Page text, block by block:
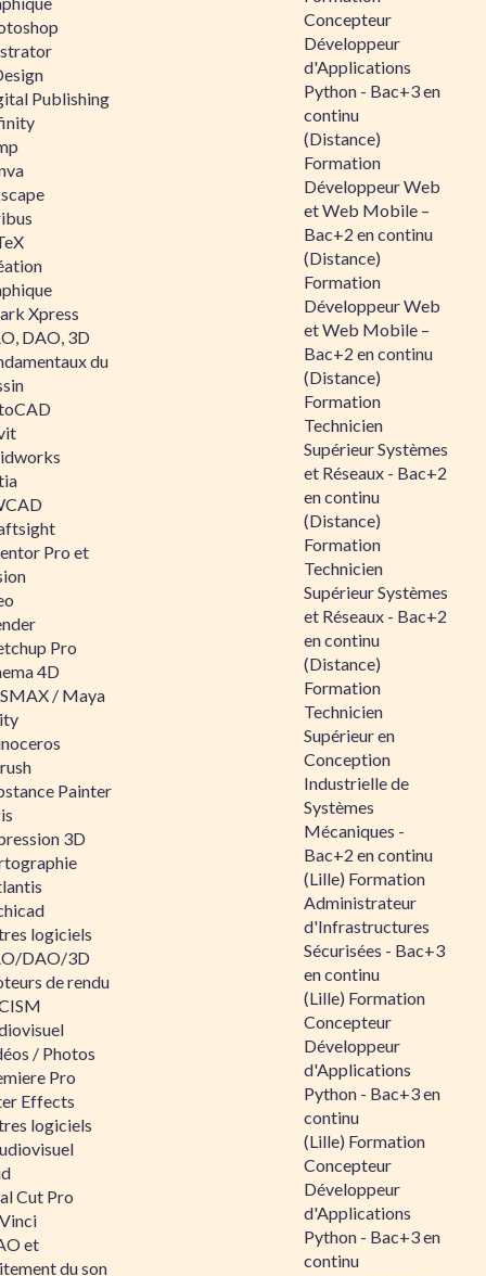
Publishing
Xpress
DAO, 3D
du
Pro et
Pro
4D
/ Maya
Painter
3D
logiciels
DAO/3D
de rendu
/ Photos
Pro
Effects
logiciels
Cut Pro
et
du son
Concepteur
Développeur
d'Applications
Python - Bac+3 en
continu
(Distance)
Formation
Développeur Web
et Web Mobile –
Bac+2 en continu
(Distance)
Formation
Développeur Web
et Web Mobile –
Bac+2 en continu
(Distance)
Formation
Technicien
Supérieur Systèmes
et Réseaux - Bac+2
en continu
(Distance)
Formation
Technicien
Supérieur Systèmes
et Réseaux - Bac+2
en continu
(Distance)
Formation
Technicien
Supérieur en
Conception
Industrielle de
Systèmes
Mécaniques -
Bac+2 en continu
(Lille) Formation
Administrateur
d'Infrastructures
Sécurisées - Bac+3
en continu
(Lille) Formation
Concepteur
Développeur
d'Applications
Python - Bac+3 en
continu
(Lille) Formation
Concepteur
Développeur
d'Applications
Python - Bac+3 en
continu